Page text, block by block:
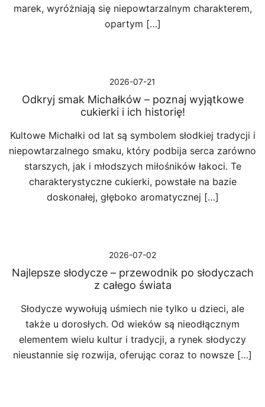
marek, wyróżniają się niepowtarzalnym charakterem,
opartym […]
2026-07-21
Odkryj smak Michałków – poznaj wyjątkowe
cukierki i ich historię!
Kultowe Michałki od lat są symbolem słodkiej tradycji i
niepowtarzalnego smaku, który podbija serca zarówno
starszych, jak i młodszych miłośników łakoci. Te
charakterystyczne cukierki, powstałe na bazie
doskonałej, głęboko aromatycznej […]
2026-07-02
Najlepsze słodycze – przewodnik po słodyczach
z całego świata
Słodycze wywołują uśmiech nie tylko u dzieci, ale
także u dorosłych. Od wieków są nieodłącznym
elementem wielu kultur i tradycji, a rynek słodyczy
nieustannie się rozwija, oferując coraz to nowsze […]